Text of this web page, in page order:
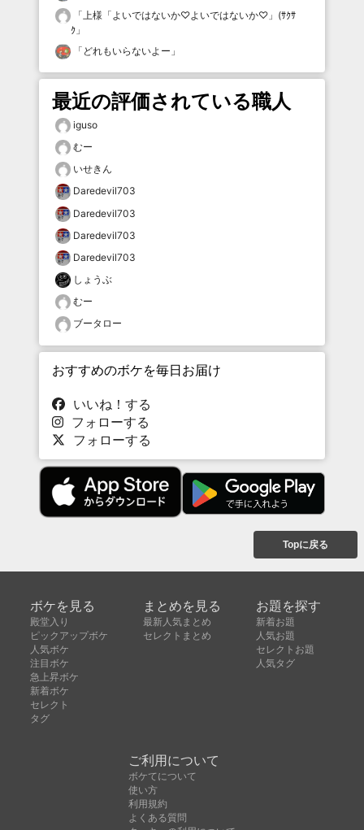
「 上様「よいではないか♡よいではないか♡」(ｻｸｻ
ｸ 」
「 どれもいらないよー 」
最近の評価されている職人
iguso
むー
いせきん
Daredevil703
Daredevil703
Daredevil703
Daredevil703
しょうぶ
むー
ブータロー
おすすめのボケを毎日お届け
いいね！する
フォローする
フォローする
Topに戻る
ボケを見る
殿堂入り
ピックアップボケ
人気ボケ
注目ボケ
急上昇ボケ
新着ボケ
セレクト
タグ
まとめを見る
最新人気まとめ
セレクトまとめ
お題を探す
新着お題
人気お題
セレクトお題
人気タグ
ご利用について
ボケてについて
使い方
利用規約
よくある質問